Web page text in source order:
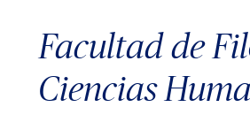
Facultad de
Ciencias